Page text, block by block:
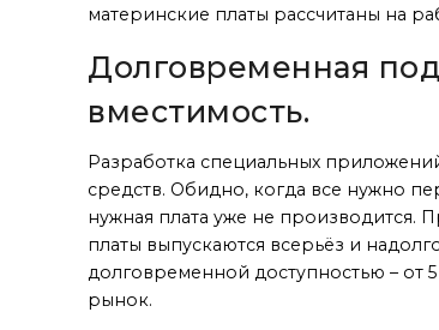
материнские платы рассчитаны на
Долговременная
вместимость.
Разработка специальных
средств. Обидно, когда все нужно
нужная плата уже не
платы выпускаются всерьёз и
долговременной доступностью – от
рынок.